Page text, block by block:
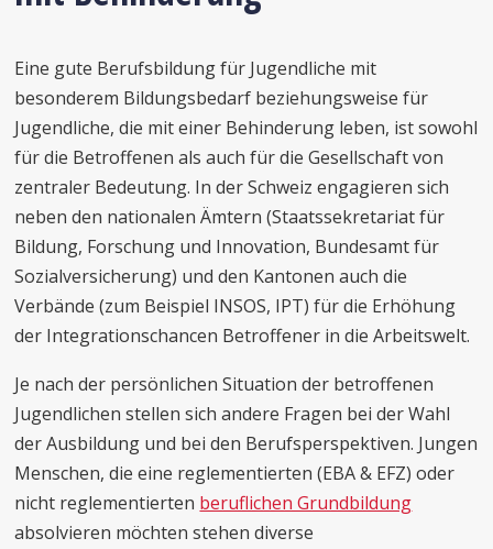
Eine gute Berufsbildung für Jugendliche mit
besonderem Bildungsbedarf beziehungsweise für
Jugendliche, die mit einer Behinderung leben, ist sowohl
für die Betroffenen als auch für die Gesellschaft von
zentraler Bedeutung. In der Schweiz engagieren sich
neben den nationalen Ämtern (Staatssekretariat für
Bildung, Forschung und Innovation, Bundesamt für
Sozialversicherung) und den Kantonen auch die
Verbände (zum Beispiel INSOS, IPT) für die Erhöhung
der Integrationschancen Betroffener in die Arbeitswelt.
Je nach der persönlichen Situation der betroffenen
Jugendlichen stellen sich andere Fragen bei der Wahl
der Ausbildung und bei den Berufsperspektiven. Jungen
Menschen, die eine reglementierten (EBA & EFZ) oder
nicht reglementierten beruflichen Grundbildung
absolvieren möchten stehen diverse